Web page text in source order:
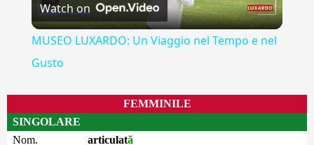
Video
Watch on
MUSEO LUXARDO: Un Viaggio nel Tempo e nel
Gusto
FEMMINILE
SINGOLARE
Nom.
articulată